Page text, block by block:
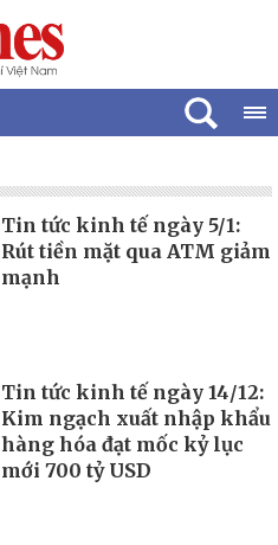
Tin tức kinh tế ngày 5/1:
Rút tiền mặt qua ATM giảm
mạnh
Tin tức kinh tế ngày 14/12:
Kim ngạch xuất nhập khẩu
hàng hóa đạt mốc kỷ lục
mới 700 tỷ USD